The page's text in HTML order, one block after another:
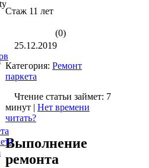
Стаж 11 лет
(0)
25.12.2019
Категория: Ремонт
паркета
Чтение статьи займет: 7
минут | Нет времени
читать?
Выполнение
ремонта